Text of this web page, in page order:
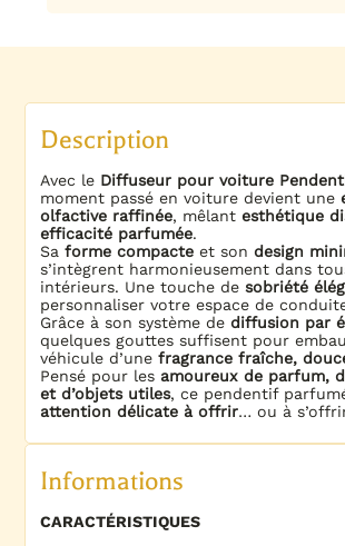
Description
Avec le Diffuseur pour voiture
moment passé en voiture devient une
olfactive raffinée, mêlantesthétique
efficacité parfumée.
Saforme compacte et sondesign
s’intègrent harmonieusement dans
intérieurs. Une touche desobriété
personnaliser votre espace de
Grâce à son système dediffusion par
quelques gouttes suffisent pour
véhicule d’unefragrance fraîche,
Pensé pour les amoureux de parfum,
et d’objets utiles, ce pendentif
attention délicate à offrir… ou à
Informations
CARACTÉRISTIQUES